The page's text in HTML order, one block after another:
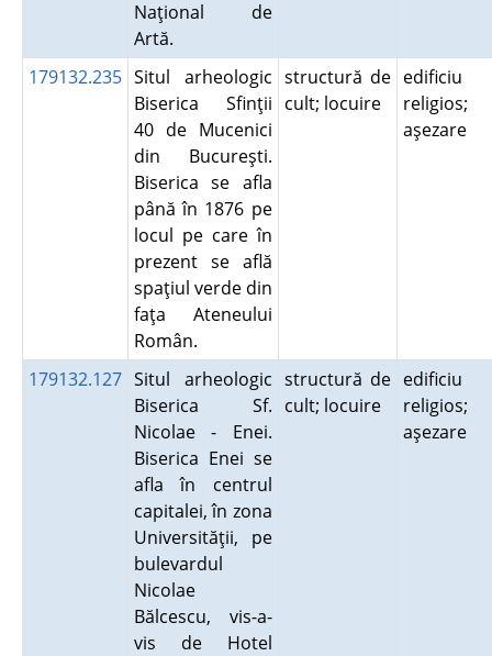
Naţional de
Artă.
179132.235 Situl arheologic
Biserica Sfinţii
40 de Mucenici
din Bucureşti.
Biserica se afla
până în 1876 pe
locul pe care în
prezent se află
spaţiul verde din
faţa Ateneului
Român.
structură de
cult; locuire
edificiu
religios;
aşezare
179132.127 Situl arheologic
Biserica Sf.
Nicolae - Enei.
Biserica Enei se
afla în centrul
capitalei, în zona
Universităţii, pe
bulevardul
Nicolae
Bălcescu, vis-a-
vis de Hotel
structură de
cult; locuire
edificiu
religios;
aşezare